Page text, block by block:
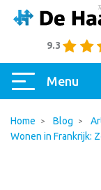
9.3
Menu
Home Blog
Wonen in Frankrijk: